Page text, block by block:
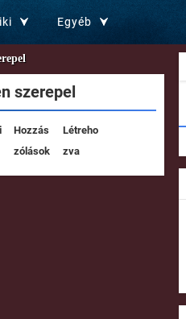
Egyéb
szerepel
Hozzás
zólások
Létreho
zva